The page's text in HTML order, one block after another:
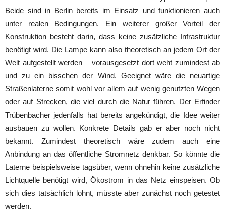
Beide sind in Berlin bereits im Einsatz und funktionieren auch
unter realen Bedingungen. Ein weiterer großer Vorteil der
Konstruktion besteht darin, dass keine zusätzliche Infrastruktur
benötigt wird. Die Lampe kann also theoretisch an jedem Ort der
Welt aufgestellt werden – vorausgesetzt dort weht zumindest ab
und zu ein bisschen der Wind. Geeignet wäre die neuartige
Straßenlaterne somit wohl vor allem auf wenig genutzten Wegen
oder auf Strecken, die viel durch die Natur führen. Der Erfinder
Trübenbacher jedenfalls hat bereits angekündigt, die Idee weiter
ausbauen zu wollen. Konkrete Details gab er aber noch nicht
bekannt. Zumindest theoretisch wäre zudem auch eine
Anbindung an das öffentliche Stromnetz denkbar. So könnte die
Laterne beispielsweise tagsüber, wenn ohnehin keine zusätzliche
Lichtquelle benötigt wird, Ökostrom in das Netz einspeisen. Ob
sich dies tatsächlich lohnt, müsste aber zunächst noch getestet
werden.